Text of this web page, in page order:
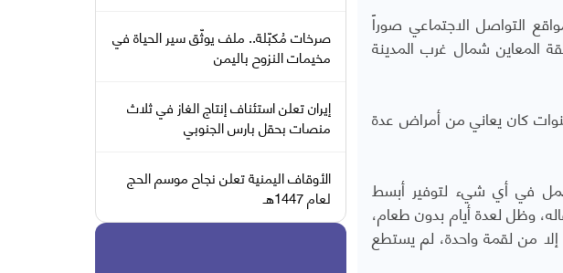
التواصل الاجتماعي صوراً
المعاين شمال غرب المدينة
ينحدر من أبناء شعب يافع بريف إب وهو أب لأربعة أطفال أكبرهم عمره 10 سنوات كان يعاني من أمراض عدة
في أي شيء لتوفير أبسط
وظل لعدة أيام بدون طعام،
من لقمة واحدة، لم يستطع
صرخات مُكبّلة.. ملف يوثّق سير الحياة في
مخيمات النزوح باليمن
إيران تعلن استئناف إنتاج الغاز في ثلاث
منصات بحقل بارس الجنوبي
الأوقاف اليمنية تعلن نجاح موسم الحج
لعام 1447هـ